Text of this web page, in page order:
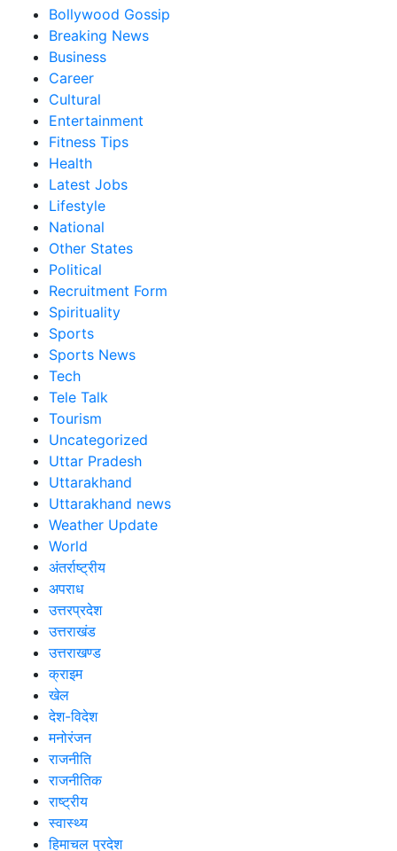
Bollywood Gossip
Breaking News
Business
Career
Cultural
Entertainment
Fitness Tips
Health
Latest Jobs
Lifestyle
National
Other States
Political
Recruitment Form
Spirituality
Sports
Sports News
Tech
Tele Talk
Tourism
Uncategorized
Uttar Pradesh
Uttarakhand
Uttarakhand news
Weather Update
World
अंतर्राष्ट्रीय
अपराध
उत्तरप्रदेश
उत्तराखंड
उत्तराखण्ड
क्राइम
खेल
देश-विदेश
मनोरंजन
राजनीति
राजनीतिक
राष्ट्रीय
स्वास्थ्य
हिमाचल प्रदेश